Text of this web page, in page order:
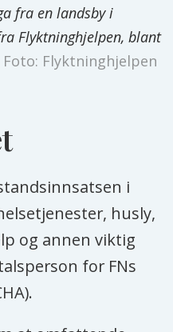
fra en landsby i
Flyktninghjelpen, blant
Foto: Flyktninghjelpen
i
husly,
og annen viktig
for FNs